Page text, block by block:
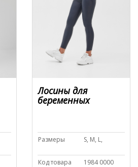
Лосины для
беременных
Размеры S, M, L,
Код товара 1984 0000